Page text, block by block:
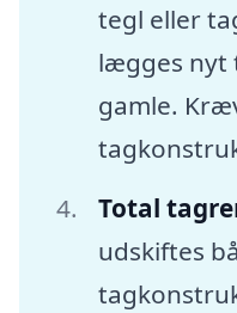
tegl eller
lægges nyt
gamle.
Total
udskiftes